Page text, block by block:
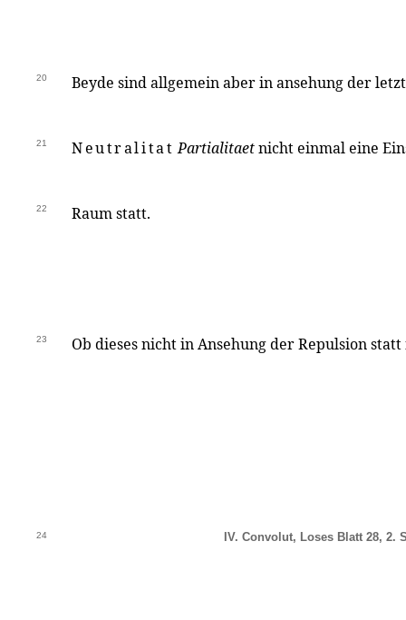
20 Beyde sind allgemein aber in ansehung der
21 Neutralitat Partialitaetnicht einmal eine
22 Raum statt.
23 Ob dieses nicht in Ansehung der Repulsion
24 IV. Convolut, Loses Blatt 28, 2.